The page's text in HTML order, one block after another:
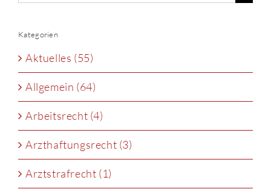
Kategorien
Aktuelles (55)
Allgemein (64)
Arbeitsrecht (4)
Arzthaftungsrecht (3)
Arztstrafrecht (1)